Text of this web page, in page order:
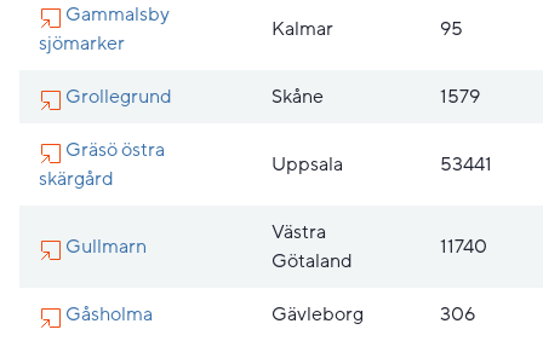
Gammalsby
sjömarker
Kalmar 95
Grollegrund Skåne 1579
Gräsö östra
skärgård
Uppsala 53441
Gullmarn
Västra
Götaland
11740
Gåsholma Gävleborg 306